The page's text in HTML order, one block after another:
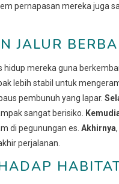
pernapasan mereka juga
JALUR
mereka guna
lebih stabil untuk
pembunuh yang lapar.
sangat berisiko.
di pegunungan es. Akhirnya
perjalanan.